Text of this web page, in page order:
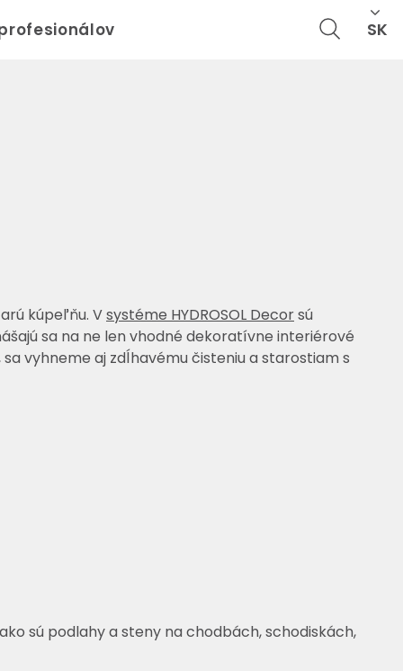
SK
kúpeľňu. Vsystéme HYDROSOL Decorsú
sa na ne len vhodné dekoratívne interiérové
vyhneme aj zdĺhavému čisteniu a starostiam s
sú podlahy a steny na chodbách, schodiskách,